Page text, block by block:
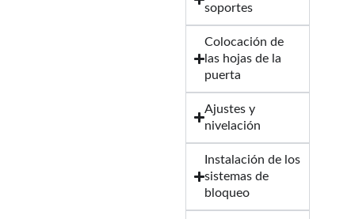
soportes
Colocación de
las hojas de la
puerta
Ajustes y
nivelación
Instalación de los
sistemas de
bloqueo